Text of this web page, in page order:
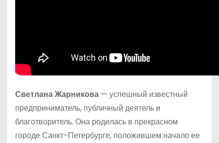
Светлана Жарникова — успешный известный
предприниматель, публичный деятель и
благотворитель. Она родилась в прекрасном
городе Санкт-Петербурге, положившем начало ее